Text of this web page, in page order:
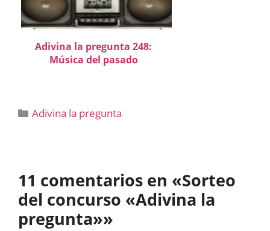
Adivina la pregunta 248:
Música del pasado
Categorías
Adivina la pregunta
11 comentarios en «Sorteo
del concurso «Adivina la
pregunta»»